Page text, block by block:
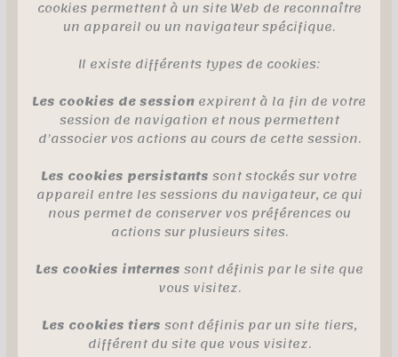
cookies permettent à un site Web de reconnaître
un appareil ou un navigateur spécifique.
Il existe différents types de cookies:
Les cookies de session expirent à la fin de votre
session de navigation et nous permettent
d’associer vos actions au cours de cette session.
Les cookies persistants sont stockés sur votre
appareil entre les sessions du navigateur, ce qui
nous permet de conserver vos préférences ou
actions sur plusieurs sites.
Les cookies internes sont définis par le site que
vous visitez.
Les cookies tiers sont définis par un site tiers,
différent du site que vous visitez.